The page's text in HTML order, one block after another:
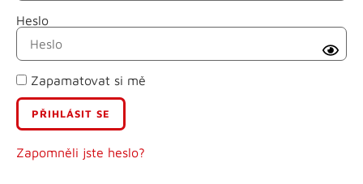
Heslo
Zapamatovat si mě
Zapomněli jste heslo?
Příjmení
E-mail
Uživatelské jméno